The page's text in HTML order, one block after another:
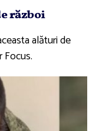
război
alături de